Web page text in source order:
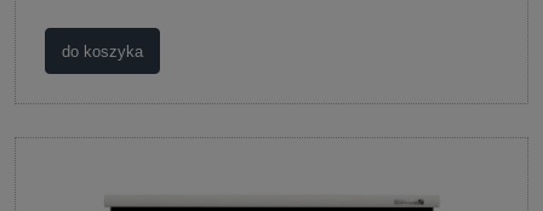
do koszyka